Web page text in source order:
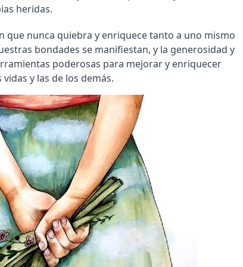
heridas.
que nunca quiebra y enriquece tanto a uno mismo
bondades se manifiestan, y la generosidad y
poderosas para mejorar y enriquecer
y las de los demás.